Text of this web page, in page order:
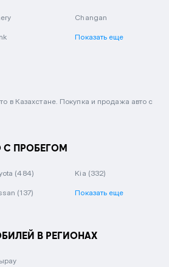
Changan
Показать еще
в Казахстане. Покупка и продажа авто с
С ПРОБЕГОМ
(484) Kia (332)
(137) Показать еще
В РЕГИОНАХ